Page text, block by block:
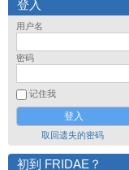
登入
用户名
密码
记住我
取回遗失的密码
初到 FRIDAE？